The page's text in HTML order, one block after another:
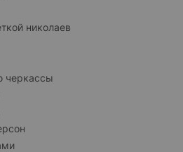
николаев
черкассы